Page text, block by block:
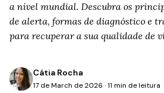
a nível mundial. Descubra os
de alerta, formas de diagnóstico e
para recuperar a sua qualidade de
Cátia Rocha
17 de March de 2026 · 11 min de leitura